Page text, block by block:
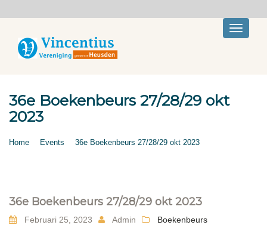
Toggle
36e Boekenbeurs 27/28/29 okt
2023
Home Events 36e Boekenbeurs 27/28/29 okt 2023
36e Boekenbeurs 27/28/29 okt 2023
Februari 25, 2023 Admin Boekenbeurs